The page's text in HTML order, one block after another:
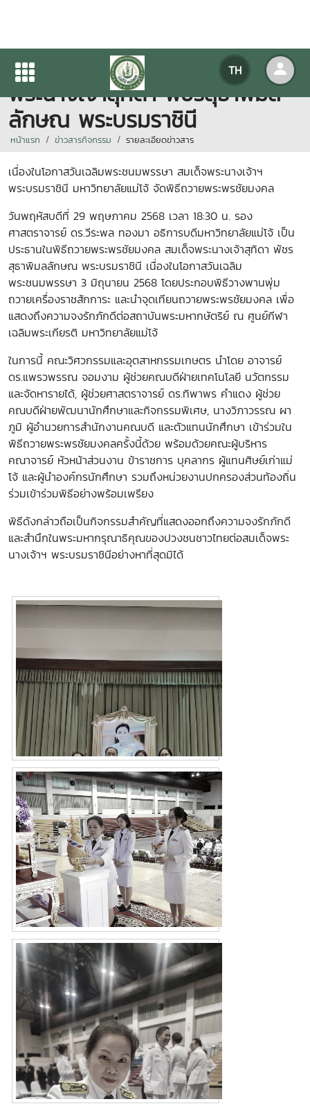
TH
พิธีถวายพระพรชัยมงคล สมเด็จ
พระนางเจ้าสุทิดา พัชรสุธาพิมล
ลักษณ พระบรมราชินี
หน้าแรก ข่าวสารกิจกรรม รายละเอียดข่าวสาร
เนื่องในโอกาสวันเฉลิมพระชนมพรรษา สมเด็จพระนางเจ้าฯ
พระบรมราชินี มหาวิทยาลัยแม่โจ้ จัดพิธีถวายพระพรชัยมงคล
วันพฤหัสบดีที่ 29 พฤษภาคม 2568 เวลา 18:30 น. รอง
ศาสตราจารย์ ดร.วีระพล ทองมา อธิการบดีมหาวิทยาลัยแม่โจ้ เป็น
ประธานในพิธีถวายพระพรชัยมงคล สมเด็จพระนางเจ้าสุทิดา พัชร
สุธาพิมลลักษณ พระบรมราชินี เนื่องในโอกาสวันเฉลิม
พระชนมพรรษา 3 มิถุนายน 2568 โดยประกอบพิธีวางพานพุ่ม
ถวายเครื่องราชสักการะ และนำจุดเทียนถวายพระพรชัยมงคล เพื่อ
แสดงถึงความจงรักภักดีต่อสถาบันพระมหากษัตริย์ ณ ศูนย์กีฬา
เฉลิมพระเกียรติ มหาวิทยาลัยแม่โจ้
ในการนี้ คณะวิศวกรรมและอุตสาหกรรมเกษตร นำโดย อาจารย์
ดร.แพรวพรรณ จอมงาม ผู้ช่วยคณบดีฝ่ายเทคโนโลยี นวัตกรรม
และจัดหารายได้, ผู้ช่วยศาสตราจารย์ ดร.ทิพาพร คำแดง ผู้ช่วย
คณบดีฝ่ายพัฒนานักศึกษาและกิจกรรมพิเศษ, นางวิภาวรรณ ผา
ภูมิ ผู้อำนวยการสำนักงานคณบดี และตัวแทนนักศึกษา เข้าร่วมใน
พิธีถวายพระพรชัยมงคลครั้งนี้ด้วย พร้อมด้วยคณะผู้บริหาร
คณาจารย์ หัวหน้าส่วนงาน ข้าราชการ บุคลากร ผู้แทนศิษย์เก่าแม่
โจ้ และผู้นำองค์กรนักศึกษา รวมถึงหน่วยงานปกครองส่วนท้องถิ่น
ร่วมเข้าร่วมพิธีอย่างพร้อมเพรียง
พิธีดังกล่าวถือเป็นกิจกรรมสำคัญที่แสดงออกถึงความจงรักภักดี
และสำนึกในพระมหากรุณาธิคุณของปวงชนชาวไทยต่อสมเด็จพระ
นางเจ้าฯ พระบรมราชินีอย่างหาที่สุดมิได้